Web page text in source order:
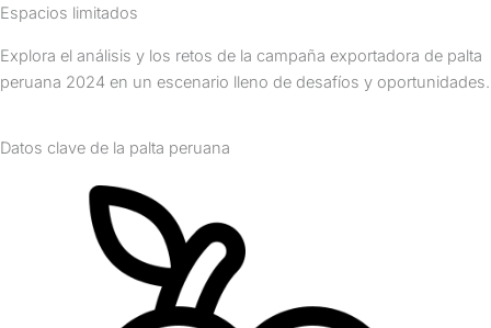
Espacios limitados
Explora el análisis y los retos de la campaña exportadora de palta
peruana 2024 en un escenario lleno de desafíos y oportunidades.
Datos clave de la palta peruana